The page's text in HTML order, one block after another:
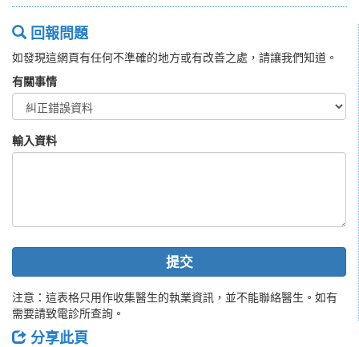
回報問題
如發現這網頁有任何不準確的地方或有改善之處，請讓我們知道。
有關事情
輸入資料
提交
注意：這表格只用作收集醫生的執業資訊，並不能聯絡醫生。如有
需要請致電診所查詢。
分享此頁